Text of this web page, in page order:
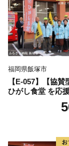
福岡県飯塚市
【E-057】【協賛
ひがし食堂 を応援